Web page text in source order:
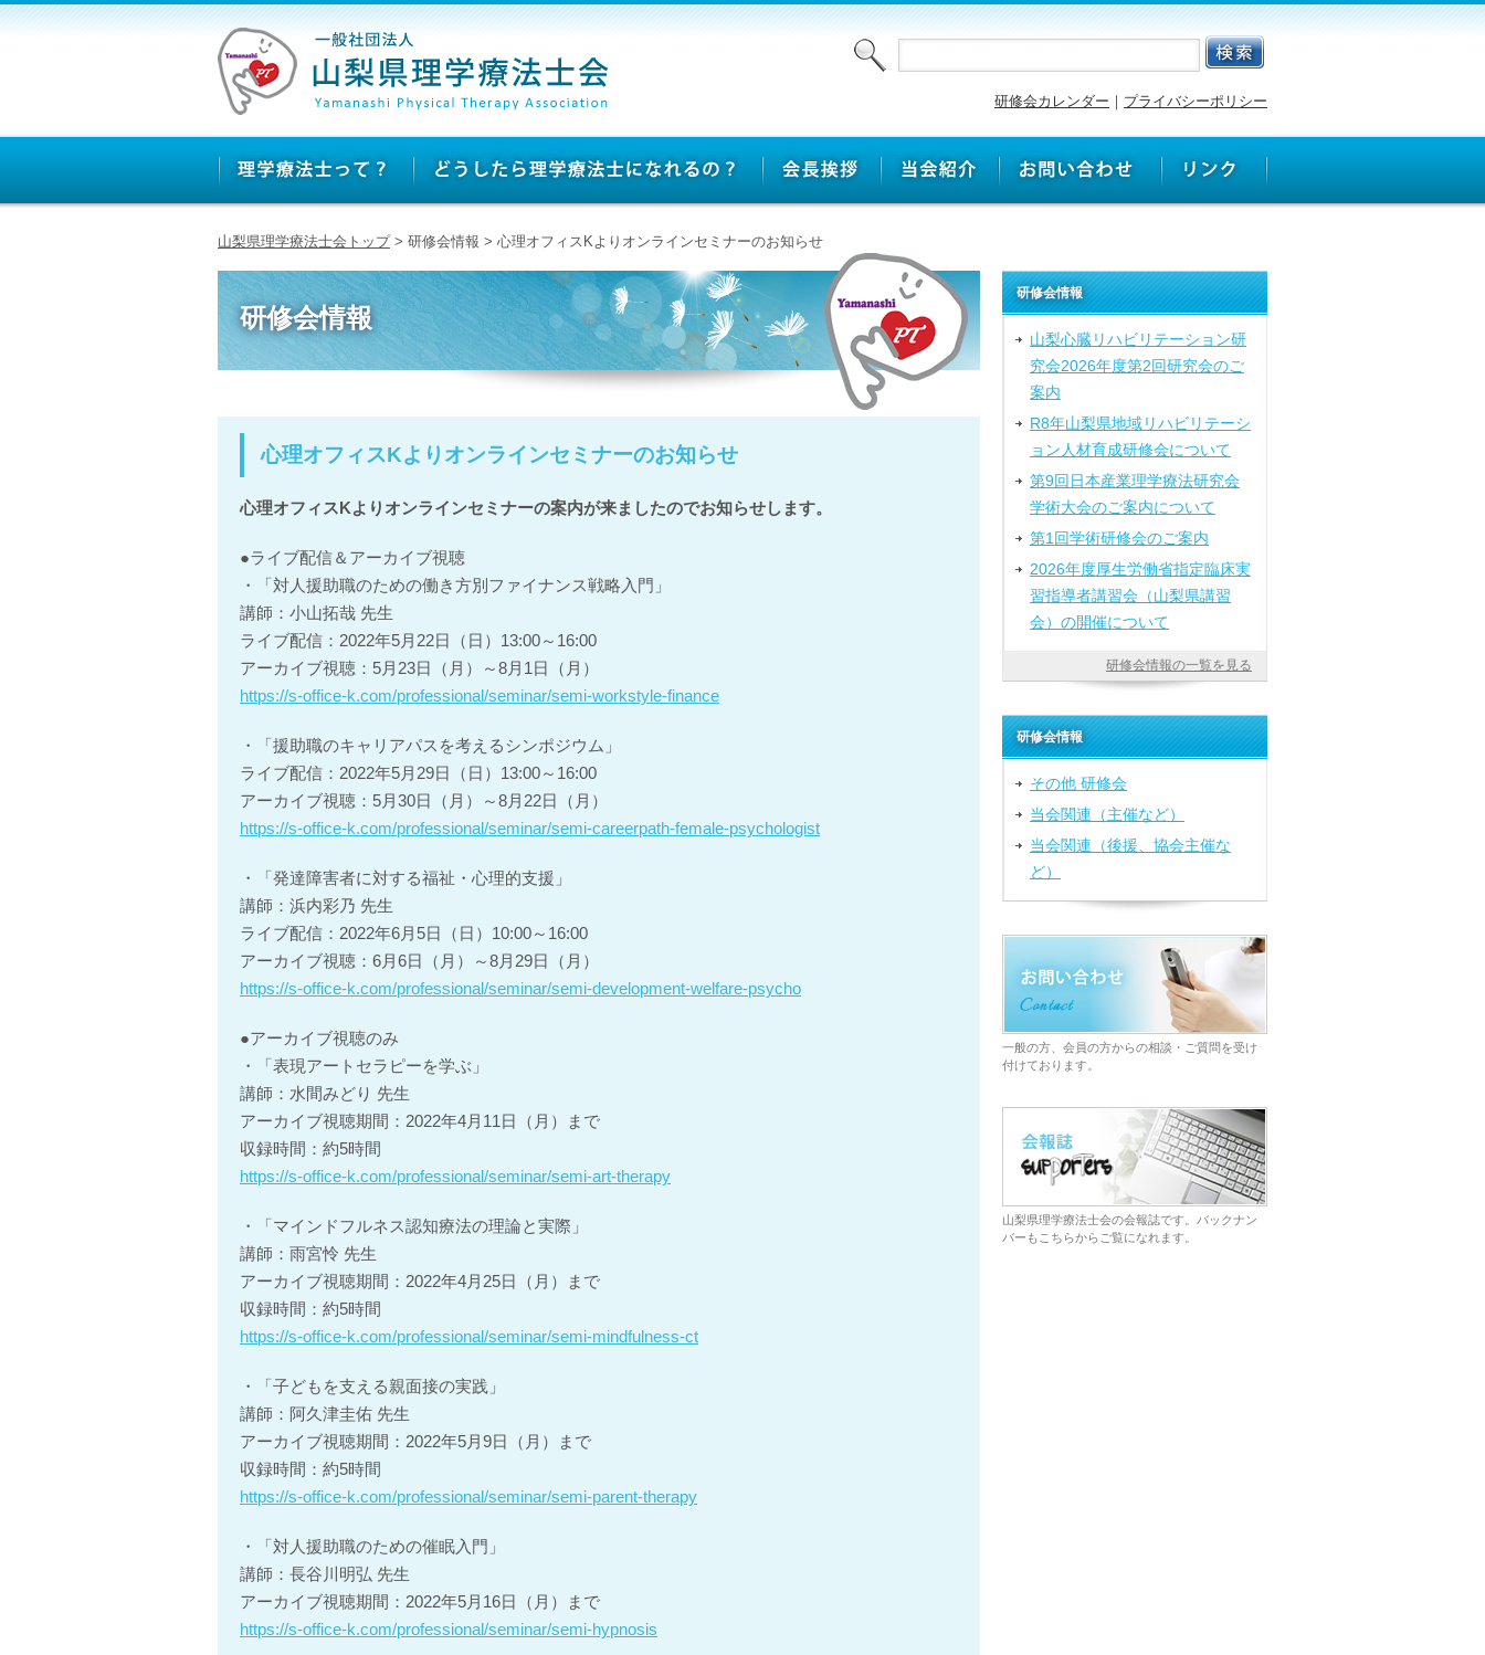
研修会カレンダー ｜ プライバシーポリシー
山梨県理学療法士会トップ> 研修会情報 > 心理オフィスKよりオンラインセミナーのお知らせ
研修会情報
心理オフィスKよりオンラインセミナーのお知らせ
心理オフィスKよりオンラインセミナーの案内が来ましたのでお知らせします。
●ライブ配信＆アーカイブ視聴
・「対人援助職のための働き方別ファイナンス戦略入門」
講師：小山拓哉 先生
ライブ配信：2022年5月22日（日）13:00～16:00
アーカイブ視聴：5月23日（月）～8月1日（月）
https://s-office-k.com/professional/seminar/semi-workstyle-finance
・「援助職のキャリアパスを考えるシンポジウム」
ライブ配信：2022年5月29日（日）13:00～16:00
アーカイブ視聴：5月30日（月）～8月22日（月）
https://s-office-k.com/professional/seminar/semi-careerpath-female-psychologist
・「発達障害者に対する福祉・心理的支援」
講師：浜内彩乃 先生
ライブ配信：2022年6月5日（日）10:00～16:00
アーカイブ視聴：6月6日（月）～8月29日（月）
https://s-office-k.com/professional/seminar/semi-development-welfare-psycho
●アーカイブ視聴のみ
・「表現アートセラピーを学ぶ」
講師：水間みどり 先生
アーカイブ視聴期間：2022年4月11日（月）まで
収録時間：約5時間
https://s-office-k.com/professional/seminar/semi-art-therapy
・「マインドフルネス認知療法の理論と実際」
講師：雨宮怜 先生
アーカイブ視聴期間：2022年4月25日（月）まで
収録時間：約5時間
https://s-office-k.com/professional/seminar/semi-mindfulness-ct
・「子どもを支える親面接の実践」
講師：阿久津圭佑 先生
アーカイブ視聴期間：2022年5月9日（月）まで
収録時間：約5時間
https://s-office-k.com/professional/seminar/semi-parent-therapy
・「対人援助職のための催眠入門」
講師：長谷川明弘 先生
アーカイブ視聴期間：2022年5月16日（月）まで
https://s-office-k.com/professional/seminar/semi-hypnosis
研修会情報
山梨心臓リハビリテーション研
究会2026年度第2回研究会のご
案内
R8年山梨県地域リハビリテーシ
ョン人材育成研修会について
第9回日本産業理学療法研究会
学術大会のご案内について
第1回学術研修会のご案内
2026年度厚生労働省指定臨床実
習指導者講習会（山梨県講習
会）の開催について
研修会情報の一覧を見る
研修会情報
その他 研修会
当会関連（主催など）
当会関連（後援、協会主催な
ど）
一般の方、会員の方からの相談・ご質問を受け
付けております。
山梨県理学療法士会の会報誌です。バックナン
バーもこちらからご覧になれます。